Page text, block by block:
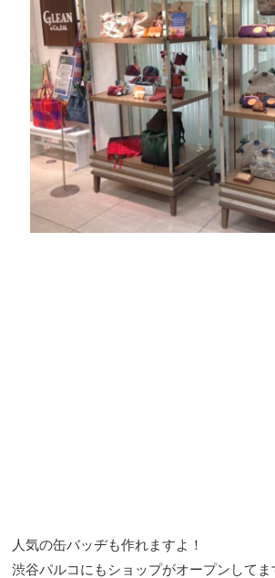
人気の缶バッヂも作れますよ！
渋谷パルコにもショップがオープンしてま